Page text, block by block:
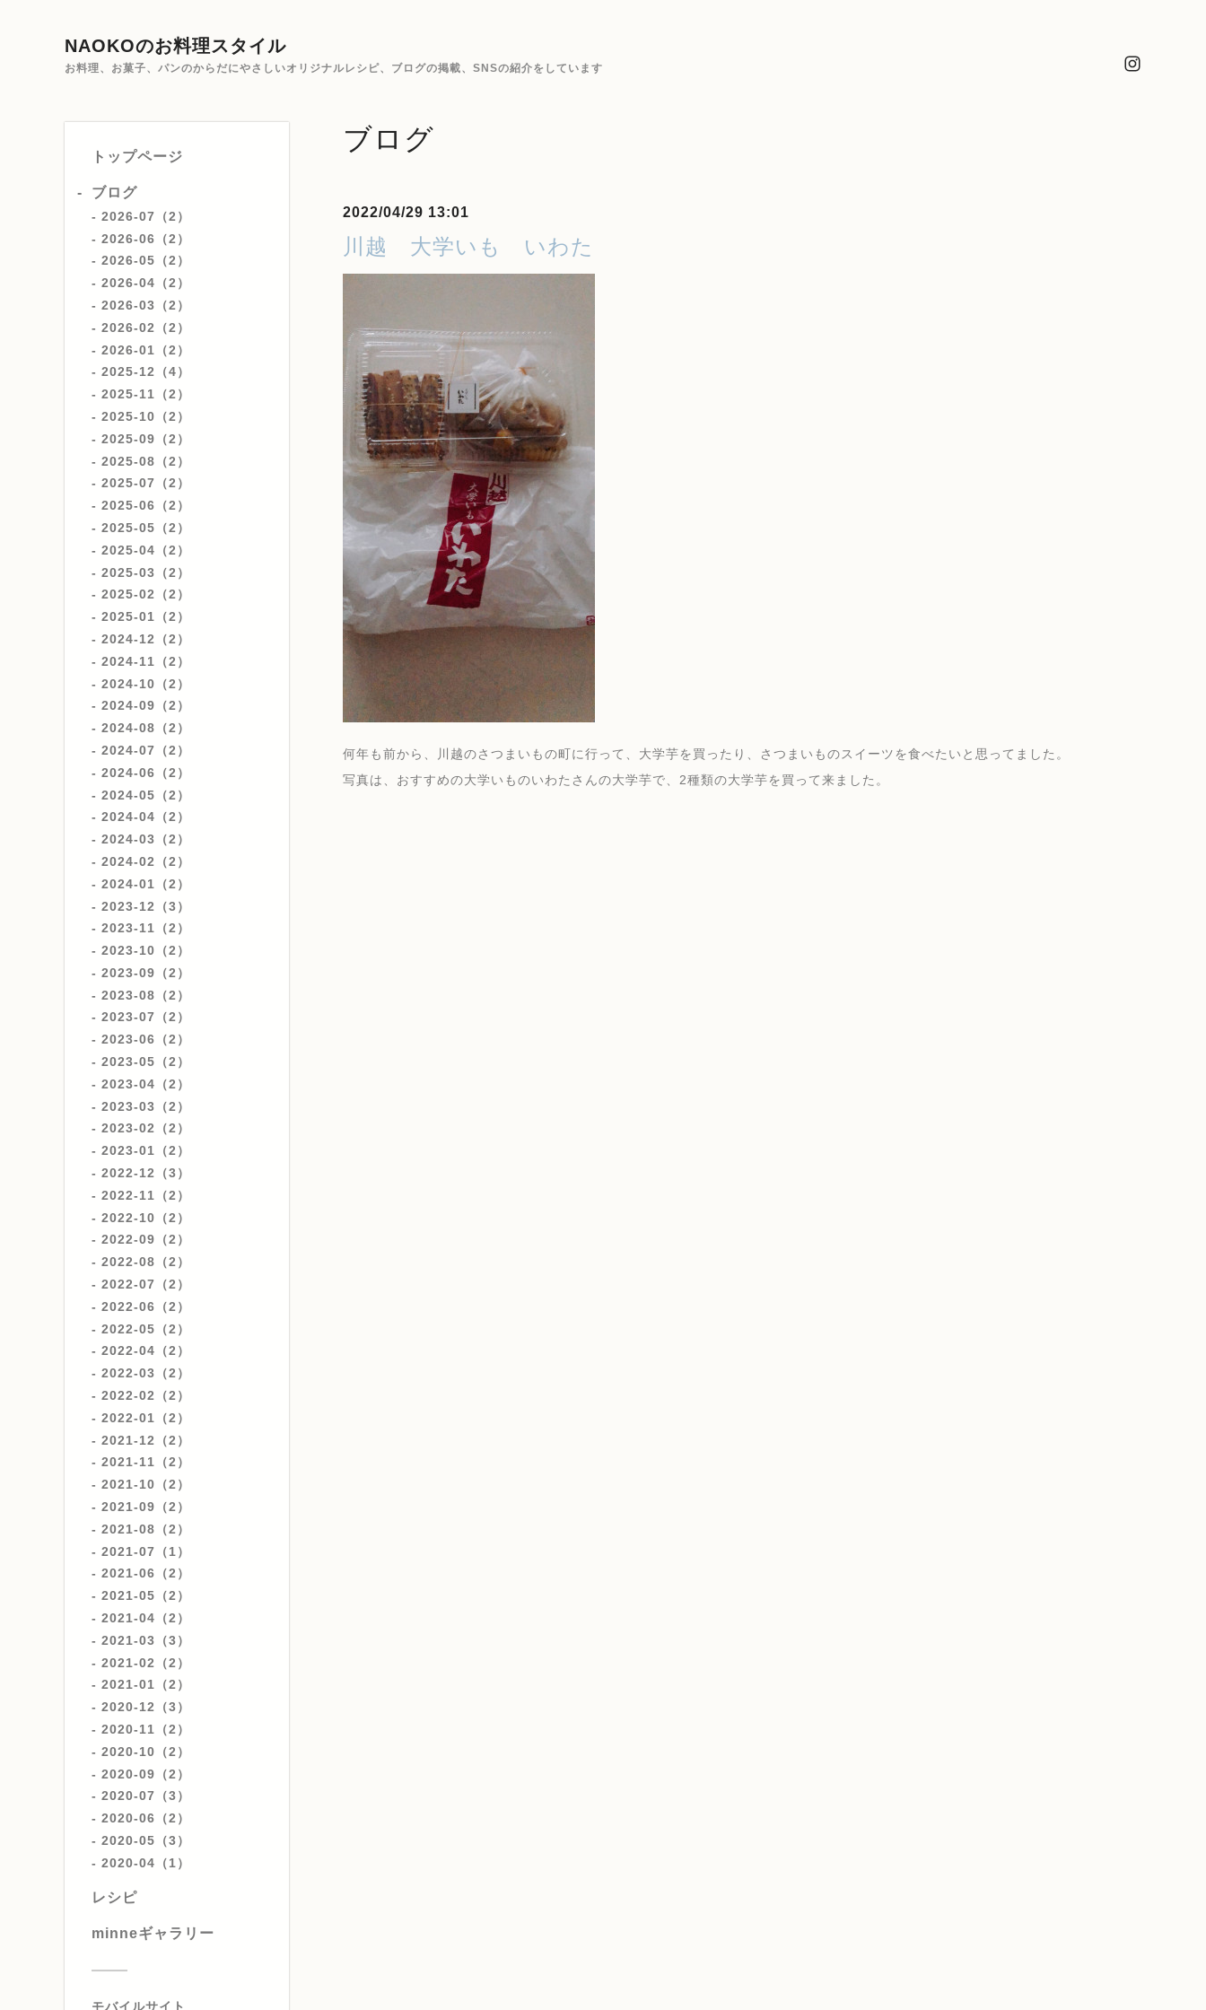
NAOKOのお料理スタイル
お料理、お菓子、パンのからだにやさしいオリジナルレシピ、ブログの掲載、SNSの紹介をしています
トップページ
ブログ
2026-07（2）
2026-06（2）
2026-05（2）
2026-04（2）
2026-03（2）
2026-02（2）
2026-01（2）
2025-12（4）
2025-11（2）
2025-10（2）
2025-09（2）
2025-08（2）
2025-07（2）
2025-06（2）
2025-05（2）
2025-04（2）
2025-03（2）
2025-02（2）
2025-01（2）
2024-12（2）
2024-11（2）
2024-10（2）
2024-09（2）
2024-08（2）
2024-07（2）
2024-06（2）
2024-05（2）
2024-04（2）
2024-03（2）
2024-02（2）
2024-01（2）
2023-12（3）
2023-11（2）
2023-10（2）
2023-09（2）
2023-08（2）
2023-07（2）
2023-06（2）
2023-05（2）
2023-04（2）
2023-03（2）
2023-02（2）
2023-01（2）
2022-12（3）
2022-11（2）
2022-10（2）
2022-09（2）
2022-08（2）
2022-07（2）
2022-06（2）
2022-05（2）
2022-04（2）
2022-03（2）
2022-02（2）
2022-01（2）
2021-12（2）
2021-11（2）
2021-10（2）
2021-09（2）
2021-08（2）
2021-07（1）
2021-06（2）
2021-05（2）
2021-04（2）
2021-03（3）
2021-02（2）
2021-01（2）
2020-12（3）
2020-11（2）
2020-10（2）
2020-09（2）
2020-07（3）
2020-06（2）
2020-05（3）
2020-04（1）
レシピ
minneギャラリー
モバイルサイト
ブログ
2022/04/29 13:01
川越 大学いも いわた
何年も前から、川越のさつまいもの町に行って、大学芋を買ったり、さつまいものスイーツを食べたいと思ってました。
写真は、おすすめの大学いものいわたさんの大学芋で、2種類の大学芋を買って来ました。